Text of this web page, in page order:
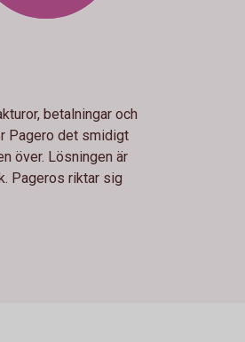
betalningar och
Pagero det smidigt
över. Lösningen är
Pageros riktar sig